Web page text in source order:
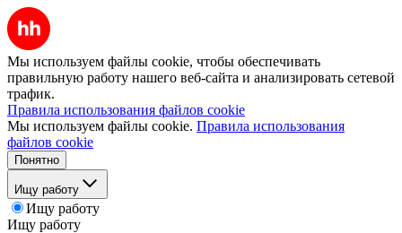
Мы используем файлы cookie, чтобы обеспечивать
правильную работу нашего веб-сайта и анализировать сетевой
трафик.
Правила использования файлов cookie
Мы используем файлы cookie. Правила использования
файлов cookie
Понятно
Ищу работу
Ищу работу
Ищу работу